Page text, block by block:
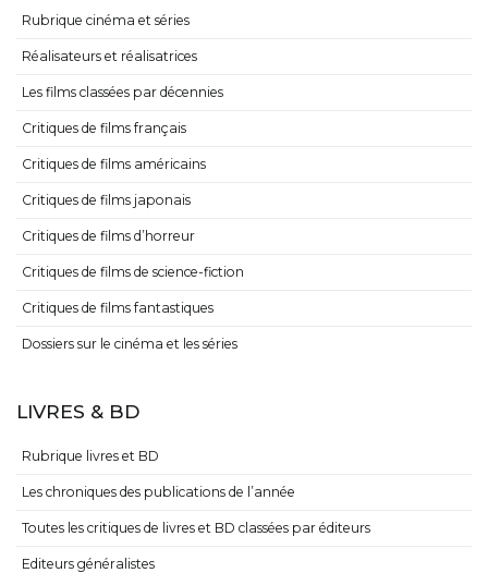
Rubrique cinéma et séries
Réalisateurs et réalisatrices
Les films classées par décennies
Critiques de films français
Critiques de films américains
Critiques de films japonais
Critiques de films d’horreur
Critiques de films de science-fiction
Critiques de films fantastiques
Dossiers sur le cinéma et les séries
LIVRES & BD
Rubrique livres et BD
Les chroniques des publications de l’année
Toutes les critiques de livres et BD classées par éditeurs
Editeurs généralistes